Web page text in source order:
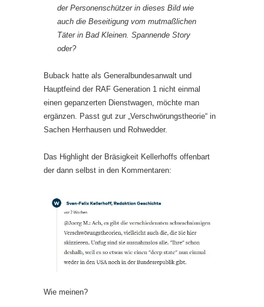
der Personenschützer in dieses Bild wie
auch die Beseitigung vom mutmaßlichen
Täter in Bad Kleinen. Spannende Story
oder?
Buback hatte als Generalbundesanwalt und
Hauptfeind der RAF Generation 1 nicht einmal
einen gepanzerten Dienstwagen, möchte man
ergänzen. Passt gut zur „Verschwörungstheorie“ in
Sachen Herrhausen und Rohwedder.
Das Highlight der Bräsigkeit Kellerhoffs offenbart
der dann selbst in den Kommentaren:
Wie meinen?